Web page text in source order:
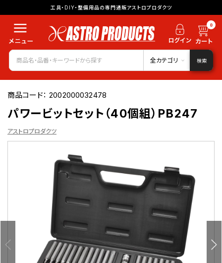
工具・DIY・整備用品の専門通販アストロプロダクツ
0
全カテゴリ 検索
商品コード：2002000032478
パワービットセット（40個組）PB247
アストロプロダクツ